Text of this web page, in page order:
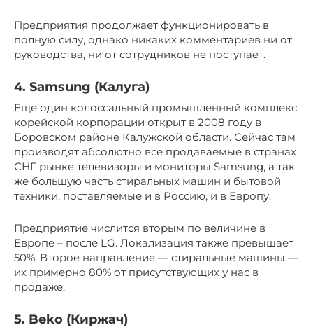
Предприятия продолжает функционировать в
полную силу, однако никаких комментариев ни от
руководства, ни от сотрудников не поступает.
4. Samsung (Калуга)
Еще один колоссальный промышленный комплекс
корейской корпорации открыт в 2008 году в
Боровском районе Калужской области. Сейчас там
производят абсолютно все продаваемые в странах
СНГ рынке телевизоры и мониторы Samsung, а так
же большую часть стиральных машин и бытовой
техники, поставляемые и в Россию, и в Европу.
Предприятие числится вторым по величине в
Европе – после LG. Локализация также превышает
50%. Второе направление — стиральные машины —
их примерно 80% от присутствующих у нас в
продаже.
5. Beko (Киржач)